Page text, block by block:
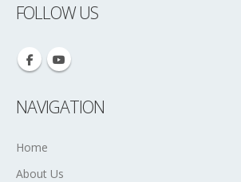
FOLLOW US
NAVIGATION
Home
About Us